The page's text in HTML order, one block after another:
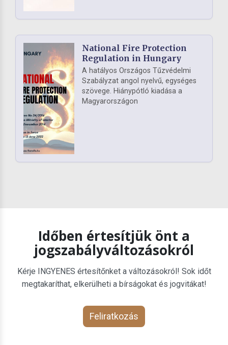
National Fire Protection
Regulation in Hungary
A hatályos Országos Tűzvédelmi
Szabályzat angol nyelvű, egységes
szövege. Hiánypótló kiadása a
Magyarországon
Időben értesítjük önt a
jogszabályváltozásokról
Kérje INGYENES értesítőnket a változásokról! Sok időt
megtakaríthat, elkerülheti a bírságokat és jogvitákat!
Feliratkozás